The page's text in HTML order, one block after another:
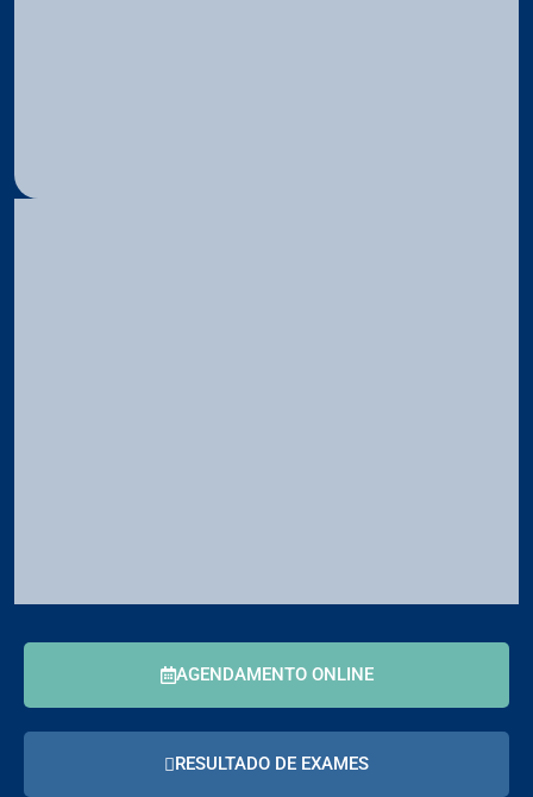
AGENDAMENTO ONLINE
RESULTADO DE EXAMES